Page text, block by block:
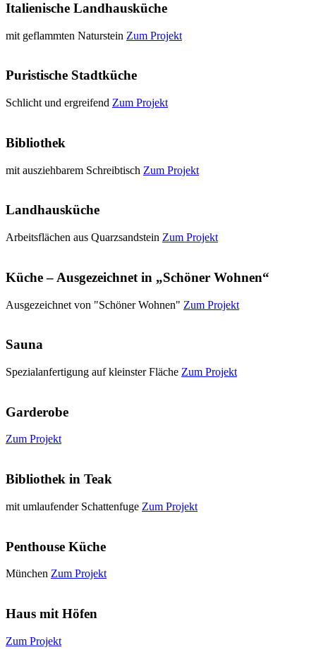
Italienische Landhausküche
mit geflammten Naturstein Zum Projekt
Puristische Stadtküche
Schlicht und ergreifend Zum Projekt
Bibliothek
mit ausziehbarem Schreibtisch Zum Projekt
Landhausküche
Arbeitsflächen aus Quarzsandstein Zum Projekt
Küche – Ausgezeichnet in „Schöner Wohnen“
Ausgezeichnet von "Schöner Wohnen" Zum Projekt
Sauna
Spezialanfertigung auf kleinster Fläche Zum Projekt
Garderobe
Zum Projekt
Bibliothek in Teak
mit umlaufender Schattenfuge Zum Projekt
Penthouse Küche
München Zum Projekt
Haus mit Höfen
Zum Projekt